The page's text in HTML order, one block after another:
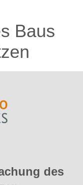
Baus
des